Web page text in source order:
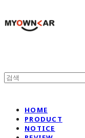
HOME
PRODUCT
NOTICE